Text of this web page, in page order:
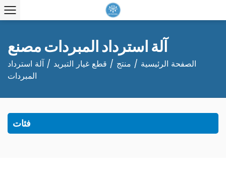
آلة استرداد المبردات مصنع
الصفحة الرئيسية / منتج / قطع غيار التبريد /آلة استرداد
المبردات
فئات